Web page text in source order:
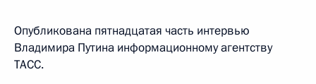
Опубликована пятнадцатая часть интервью
Владимира Путина информационному агентству
ТАСС.